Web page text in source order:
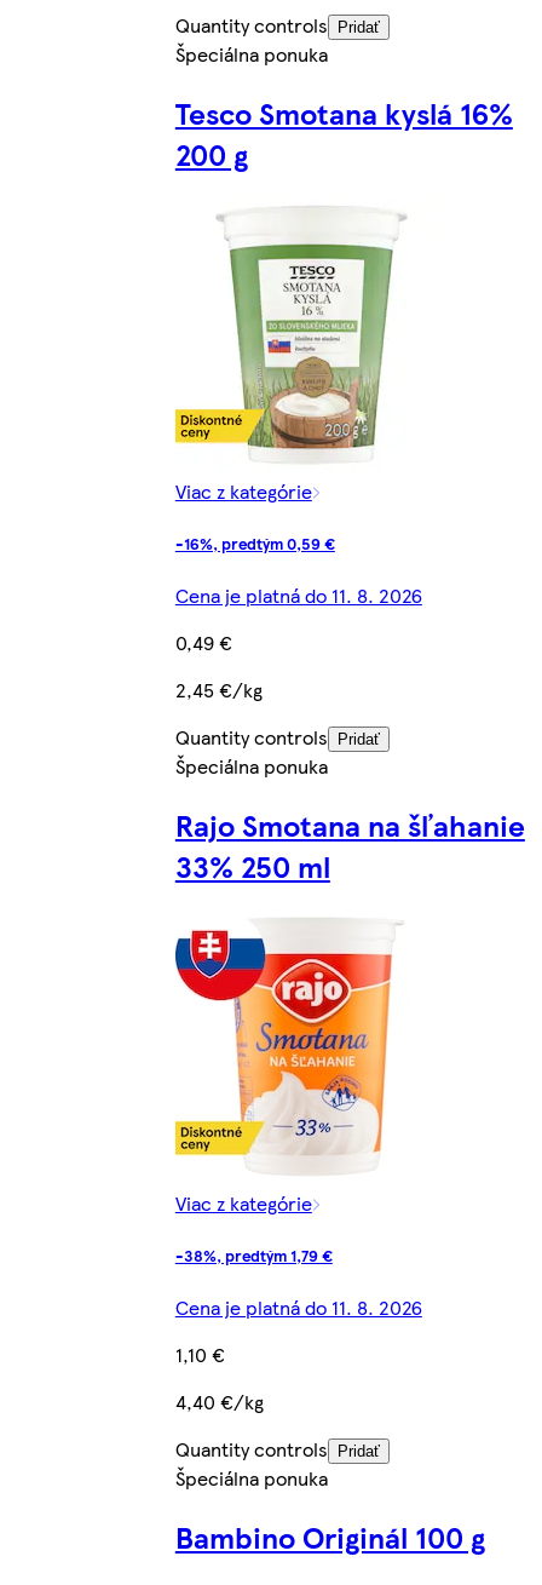
Quantity controls
Pridať
Špeciálna ponuka
Tesco Smotana kyslá 16%
200 g
Viac z kategórie
-16%, predtým 0,59 €
Cena je platná do 11. 8. 2026
0,49 €
2,45 €/kg
Quantity controls
Pridať
Špeciálna ponuka
Rajo Smotana na šľahanie
33% 250 ml
Viac z kategórie
-38%, predtým 1,79 €
Cena je platná do 11. 8. 2026
1,10 €
4,40 €/kg
Quantity controls
Pridať
Špeciálna ponuka
Bambino Originál 100 g